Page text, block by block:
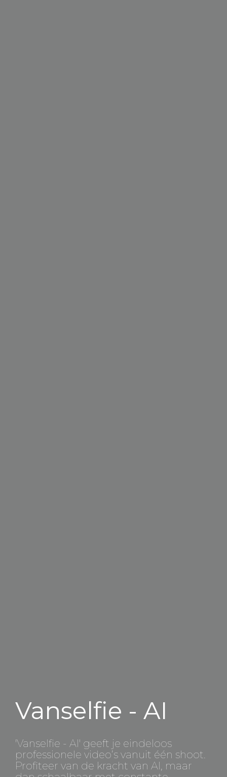
Vanselfie - AI
'Vanselfie - AI' geeft je eindeloos
professionele video’s vanuit één shoot.
Profiteer van de kracht van AI, maar